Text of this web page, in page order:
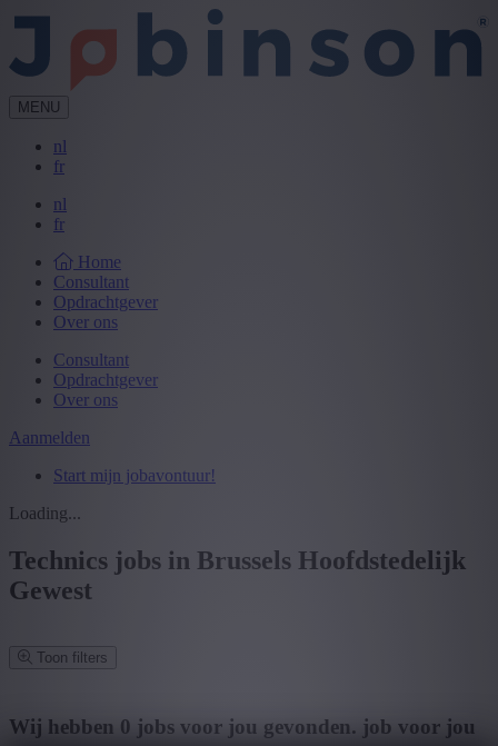
MENU
nl
fr
nl
fr
Home
Consultant
Opdrachtgever
Over ons
Consultant
Opdrachtgever
Over ons
Aanmelden
Start mijn jobavontuur!
Loading...
Technics jobs in Brussels Hoofdstedelijk
Gewest
Toon filters
Wij hebben 0 jobs voor jou gevonden. job voor jou